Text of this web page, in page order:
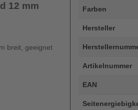
12 mm
breit, geeignet
Farben
Hersteller
Artikelnummer
EAN